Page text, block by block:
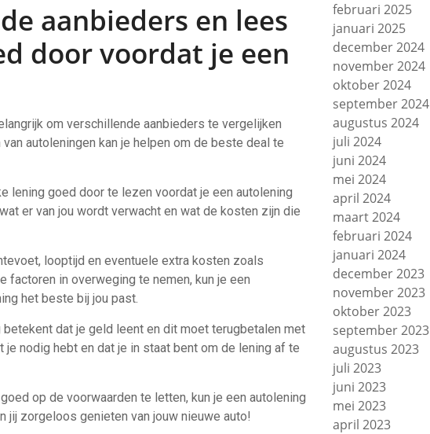
aanbieders en lees
door voordat je een
om verschillende aanbieders te vergelijken
autoleningen kan je helpen om de beste deal te
lening goed door te lezen voordat je een autolening
er van jou wordt verwacht en wat de kosten zijn die
looptijd en eventuele extra kosten zoals
in overweging te nemen, kun je een
het beste bij jou past.
dat je geld leent en dit moet terugbetalen met
nodig hebt en dat je in staat bent om de lening af te
op de voorwaarden te letten, kun je een autolening
jij zorgeloos genieten van jouw nieuwe auto!
februari 2025
januari 2025
december 2024
november 2024
oktober 2024
september 2024
augustus 2024
juli 2024
juni 2024
mei 2024
april 2024
maart 2024
februari 2024
januari 2024
december 2023
november 2023
oktober 2023
september 2023
augustus 2023
juli 2023
juni 2023
mei 2023
april 2023